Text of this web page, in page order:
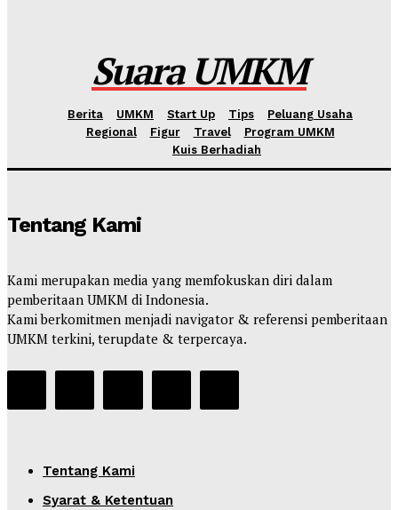
Suara UMKM
Berita UMKM Start Up Tips
Peluang Usaha
Regional
Figur Travel
Program UMKM
Kuis Berhadiah
Tentang Kami
Kami merupakan media yang memfokuskan diri dalam
pemberitaan UMKM di Indonesia.
Kami berkomitmen menjadi navigator & referensi pemberitaan
UMKM terkini, terupdate & terpercaya.
Tentang Kami
Syarat & Ketentuan